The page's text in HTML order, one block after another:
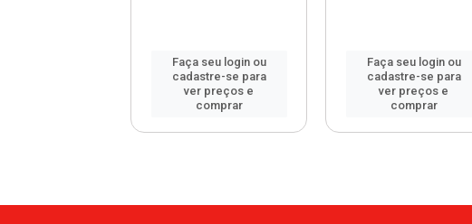
Faça seu login ou
cadastre-se para
ver preços e
comprar
Faça seu login ou
cadastre-se para
ver preços e
comprar